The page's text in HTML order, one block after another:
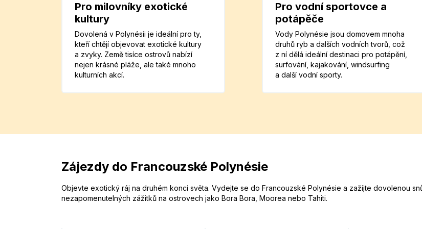
Pro milovníky exotické
kultury
Dovolená v Polynésii je ideální pro ty,
kteří chtějí objevovat exotické kultury
a zvyky. Země tisíce ostrovů nabízí
nejen krásné pláže, ale také mnoho
kulturních akcí.
Pro vodní sportovce a
potápěče
Vody Polynésie jsou domovem mnoha
druhů ryb a dalších vodních tvorů, což
z ní dělá ideální destinaci pro potápění,
surfování, kajakování, windsurfing
a další vodní sporty.
Zájezdy do Francouzské Polynésie
Objevte exotický ráj na druhém konci světa. Vydejte se do Francouzské Polynésie a zažijte dovolenou
nezapomenutelných zážitků na ostrovech jako Bora Bora, Moorea nebo Tahiti.